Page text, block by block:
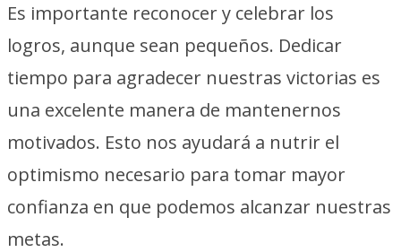
Es importante reconocer y celebrar los
logros, aunque sean pequeños. Dedicar
tiempo para agradecer nuestras victorias es
una excelente manera de mantenernos
motivados. Esto nos ayudará a nutrir el
optimismo necesario para tomar mayor
confianza en que podemos alcanzar nuestras
metas.